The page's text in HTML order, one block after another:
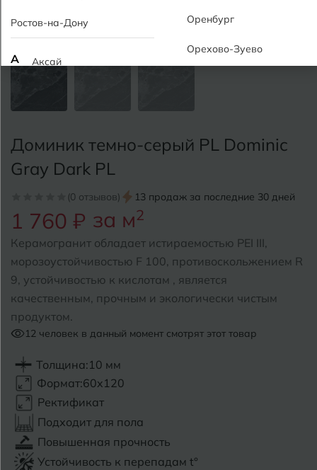
Доминик темно-серый PL Dominic
Gray Dark PL
(0 отзывов) 13 продаж за последние 30 дней
1 760 ₽ за м2
Керамогранит обладает истираемостью PEI III,
морозоустойчивостью F 100, противоскольжением R
9, устойчивостью к кислотам , является
качественным, прочным и экологически чистым
продуктом.
12 человек в данный момент смотрят этот товар
Толщина:10 мм
Формат:60x120
Ректификат
Подходит для пола
Повышенная прочность
Устойчивость к перепадам t°
Ростов-на-Дону
А Аксай
Анапа
Армавир
Б Барнаул
Белгород
Белореченск
Боровичи
Бугульма
Бугуруслан
В Великий Новгород
Оренбург
Орехово-Зуево
Ростов-на-Дону
Саратов